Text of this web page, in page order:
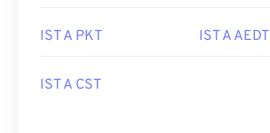
IST A PKT IST A AEDT
IST A CST